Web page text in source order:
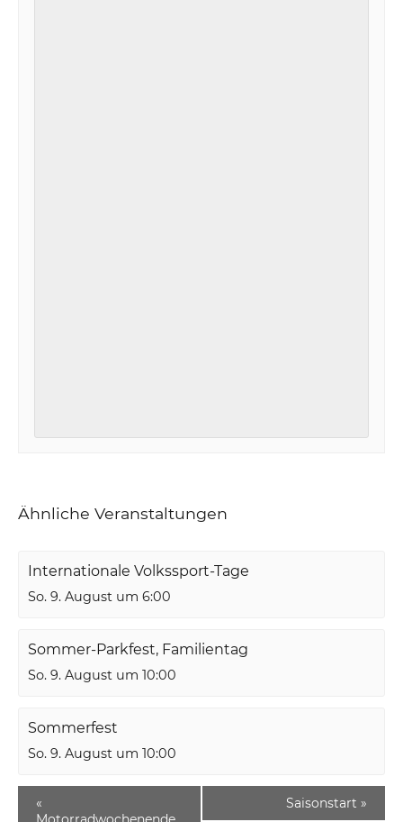
Ähnliche Veranstaltungen
Internationale Volkssport-Tage
So. 9. August um 6:00
Sommer-Parkfest, Familientag
So. 9. August um 10:00
Sommerfest
So. 9. August um 10:00
«
Saisonstart »